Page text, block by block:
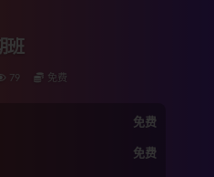
班
79 免费
免费
免费